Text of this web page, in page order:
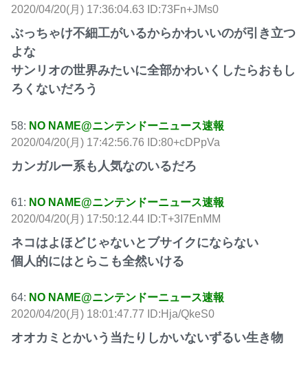
2020/04/20(月) 17:36:04.63 ID:73Fn+JMs0
ぶっちゃけ不細工がいるからかわいいのが引き立つ
よな
サンリオの世界みたいに全部かわいくしたらおもし
ろくないだろう
58: NO NAME@ニンテンドーニュース速報
2020/04/20(月) 17:42:56.76 ID:80+cDPpVa
カンガルー系も人気なのいるだろ
61: NO NAME@ニンテンドーニュース速報
2020/04/20(月) 17:50:12.44 ID:T+3I7EnMM
ネコはよほどじゃないとブサイクにならない
個人的にはとらこも全然いける
64: NO NAME@ニンテンドーニュース速報
2020/04/20(月) 18:01:47.77 ID:Hja/QkeS0
オオカミとかいう当たりしかいないずるい生き物